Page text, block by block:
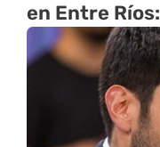
en Entre